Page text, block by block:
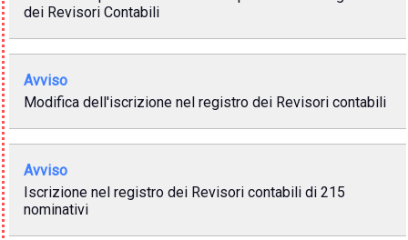
dei Revisori Contabili
Avviso
Modifica dell'iscrizione nel registro dei Revisori contabili
Avviso
Iscrizione nel registro dei Revisori contabili di 215
nominativi